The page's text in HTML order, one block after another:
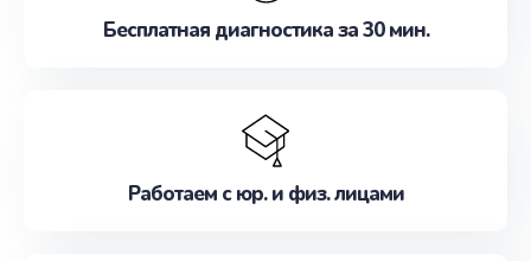
Бесплатная диагностика за 30 мин.
Работаем с юр. и физ. лицами